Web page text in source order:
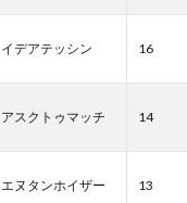
イデアテッシン 16
アスクトゥマッチ 14
エヌタンホイザー 13